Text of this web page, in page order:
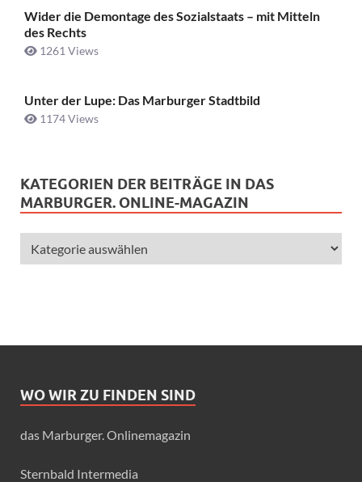
Wider die Demontage des Sozialstaats – mit Mitteln
des Rechts
1261 Views
Unter der Lupe: Das Marburger Stadtbild
1174 Views
KATEGORIEN DER BEITRÄGE IN DAS
MARBURGER. ONLINE-MAGAZIN
WO WIR ZU FINDEN SIND
das Marburger. Onlinemagazin
Sternbald Intermedia